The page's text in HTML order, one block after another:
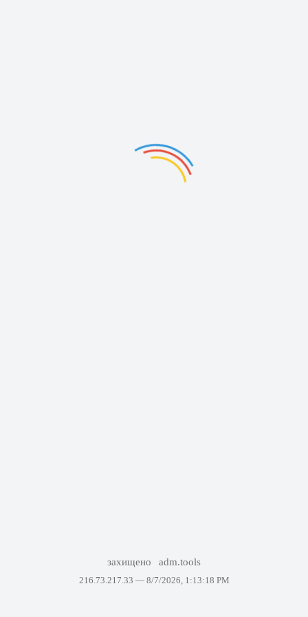
захищено adm.tools
216.73.217.33 — 8/7/2026, 1:13:18 PM